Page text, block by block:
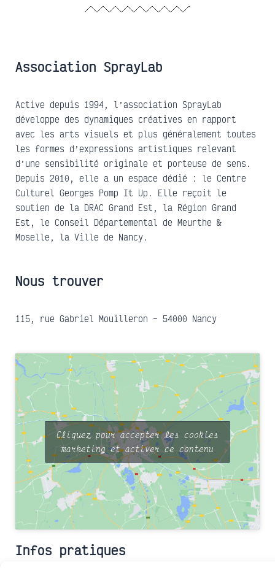
Association SprayLab
Active depuis 1994, l’association SprayLab
développe des dynamiques créatives en rapport
avec les arts visuels et plus généralement toutes
les formes d’expressions artistiques relevant
d’une sensibilité originale et porteuse de sens.
Depuis 2010, elle a un espace dédié : le Centre
Culturel Georges Pomp It Up. Elle reçoit le
soutien de la DRAC Grand Est, la Région Grand
Est, le Conseil Départemental de Meurthe &
Moselle, la Ville de Nancy.
Nous trouver
115, rue Gabriel Mouilleron – 54000 Nancy
Cliquez pour accepter les cookies
marketing et activer ce contenu
Infos pratiques